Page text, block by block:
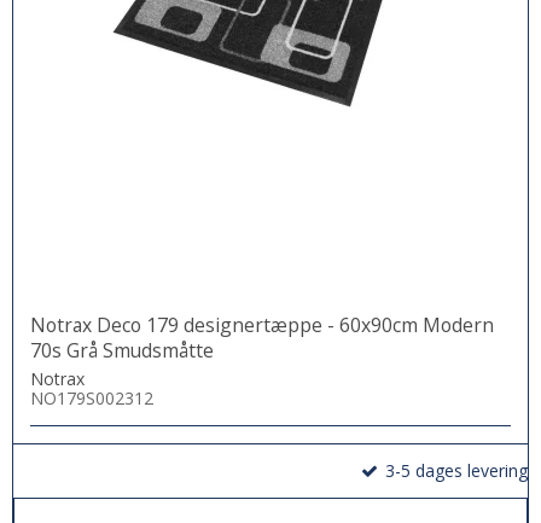
Notrax Deco 179 designertæppe - 60x90cm Modern
70s Grå Smudsmåtte
Notrax
NO179S002312
3-5 dages levering